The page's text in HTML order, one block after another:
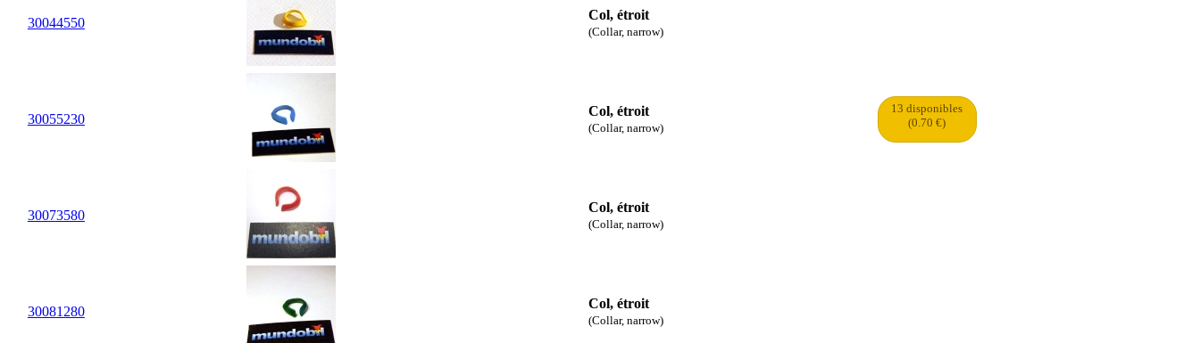
30044550
Col, étroit
(Collar, narrow)
30055230
Col, étroit
(Collar, narrow)
13 disponibles
(0.70 €)
30073580
Col, étroit
(Collar, narrow)
30081280
Col, étroit
(Collar, narrow)